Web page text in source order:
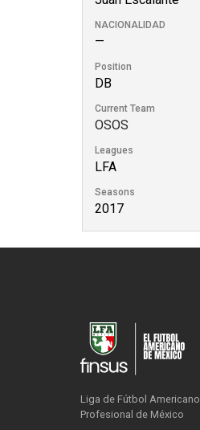
NACIONALIDAD
—
Position
DB
Current Team
OSOS
Leagues
LFA
Seasons
2017
Liga de Fútbol Americano
Profesional de México